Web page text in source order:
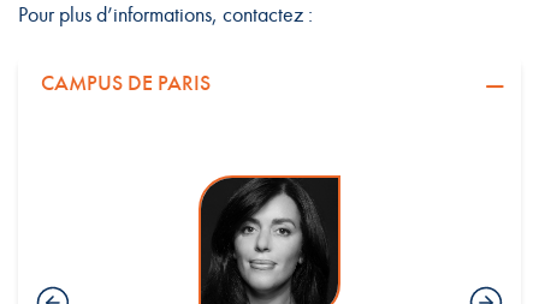
Pour plus d’informations, contactez :
CAMPUS DE PARIS